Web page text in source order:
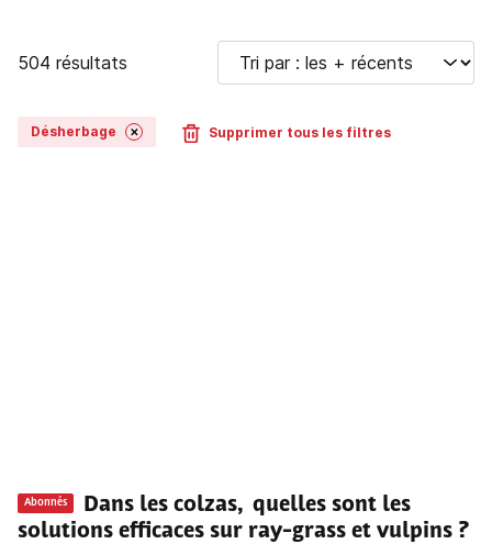
504 résultats
Désherbage ✕ Supprimer tous les filtres
Abonnés
Dans les colzas, quelles sont les
solutions efficaces sur ray-grass et vulpins ?